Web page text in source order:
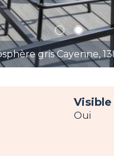
Atmosphère gris
1 2
Oui